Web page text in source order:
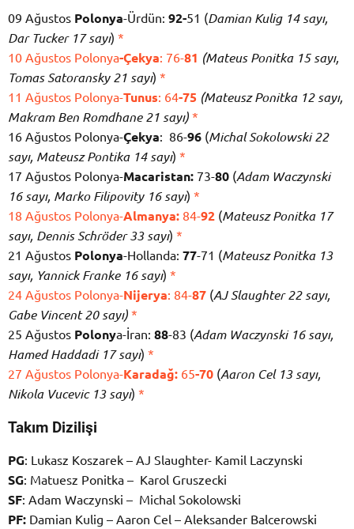
09 Ağustos Polonya-Ürdün: 92-51 (Damian Kulig 14 sayı,
Dar Tucker 17 sayı) *
10 Ağustos Polonya-Çekya: 76-81 (Mateus Ponitka 15 sayı,
Tomas Satoransky 21 sayı) *
11 Ağustos Polonya-Tunus: 64-75 (Mateusz Ponitka 12 sayı,
Makram Ben Romdhane 21 sayı) *
16 Ağustos Polonya-Çekya: 86-96 (Michal Sokolowski 22
sayı, Mateusz Pontika 14 sayı) *
17 Ağustos Polonya-Macaristan: 73-80 (Adam Waczynski
16 sayı, Marko Filipovity 16 sayı) *
18 Ağustos Polonya-Almanya: 84-92 (Mateusz Ponitka 17
sayı, Dennis Schröder 33 sayı) *
21 Ağustos Polonya-Hollanda: 77-71 (Mateusz Ponitka 13
sayı, Yannick Franke 16 sayı) *
24 Ağustos Polonya-Nijerya: 84-87 (AJ Slaughter 22 sayı,
Gabe Vincent 20 sayı) *
25 Ağustos Polonya-İran: 88-83 (Adam Waczynski 16 sayı,
Hamed Haddadi 17 sayı) *
27 Ağustos Polonya-Karadağ: 65-70 (Aaron Cel 13 sayı,
Nikola Vucevic 13 sayı) *
Takım Dizilişi
PG: Lukasz Koszarek – AJ Slaughter- Kamil Laczynski
SG: Matuesz Ponitka – Karol Gruszecki
SF: Adam Waczynski – Michal Sokolowski
PF: Damian Kulig – Aaron Cel – Aleksander Balcerowski